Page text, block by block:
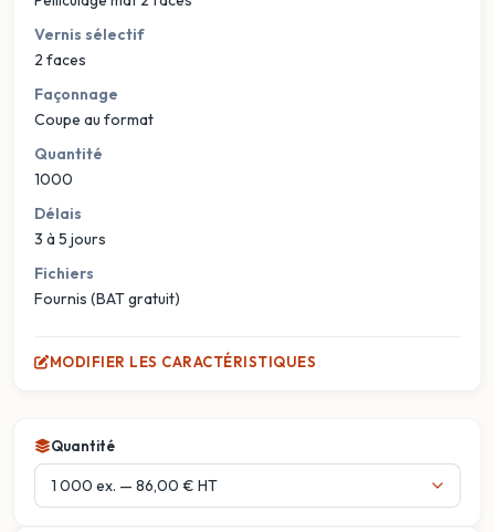
Vernis sélectif
2 faces
Façonnage
Coupe au format
Quantité
1000
Délais
3 à 5 jours
Fichiers
Fournis (BAT gratuit)
MODIFIER LES CARACTÉRISTIQUES
Quantité